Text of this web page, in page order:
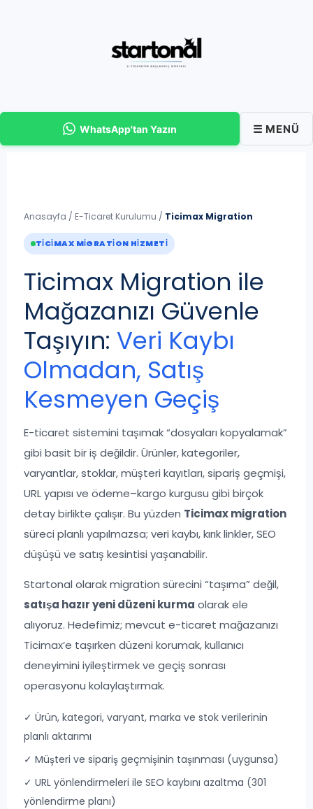
WhatsApp'tan Yazın ☰ MENÜ
Anasayfa / E-Ticaret Kurulumu / Ticimax Migration
TICIMAX MIGRATION HIZMETI
Ticimax Migration ile
Mağazanızı Güvenle
Taşıyın: Veri Kaybı
Olmadan, Satış
Kesmeyen Geçiş
E-ticaret sistemini taşımak “dosyaları kopyalamak”
gibi basit bir iş değildir. Ürünler, kategoriler,
varyantlar, stoklar, müşteri kayıtları, sipariş geçmişi,
URL yapısı ve ödeme–kargo kurgusu gibi birçok
detay birlikte çalışır. Bu yüzden Ticimax migration
süreci planlı yapılmazsa; veri kaybı, kırık linkler, SEO
düşüşü ve satış kesintisi yaşanabilir.
Startonal olarak migration sürecini “taşıma” değil,
satışa hazır yeni düzeni kurma olarak ele
alıyoruz. Hedefimiz; mevcut e-ticaret mağazanızı
Ticimax’e taşırken düzeni korumak, kullanıcı
deneyimini iyileştirmek ve geçiş sonrası
operasyonu kolaylaştırmak.
✓ Ürün, kategori, varyant, marka ve stok verilerinin
planlı aktarımı
✓ Müşteri ve sipariş geçmişinin taşınması (uygunsa)
✓ URL yönlendirmeleri ile SEO kaybını azaltma (301
yönlendirme planı)